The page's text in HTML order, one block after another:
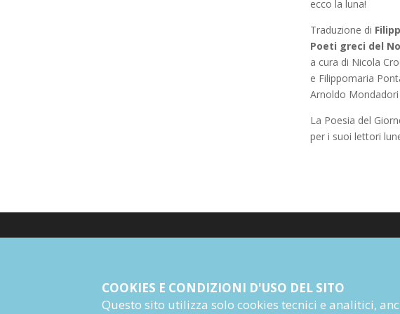
ecco la luna!
Traduzione di
Poeti greci del
a cura di Nicola
e Filippomaria
Arnoldo
La Poesia del
per i suoi lettori
PI 04628780969
Autori
COOKIES E CONDIZIONI D'USO DEL SITO
Questo sito utilizza solo cookies tecnici e analitici,